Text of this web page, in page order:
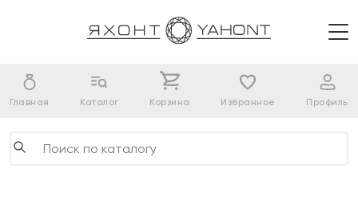
Главная Каталог Корзина Избранное Профиль